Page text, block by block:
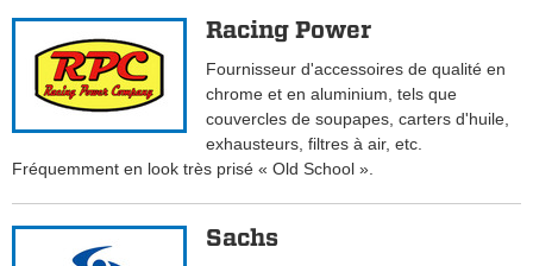
Racing Power
Fournisseur d'accessoires de qualité en
chrome et en aluminium, tels que
couvercles de soupapes, carters d'huile,
exhausteurs, filtres à air, etc.
Fréquemment en look très prisé « Old School ».
Sachs